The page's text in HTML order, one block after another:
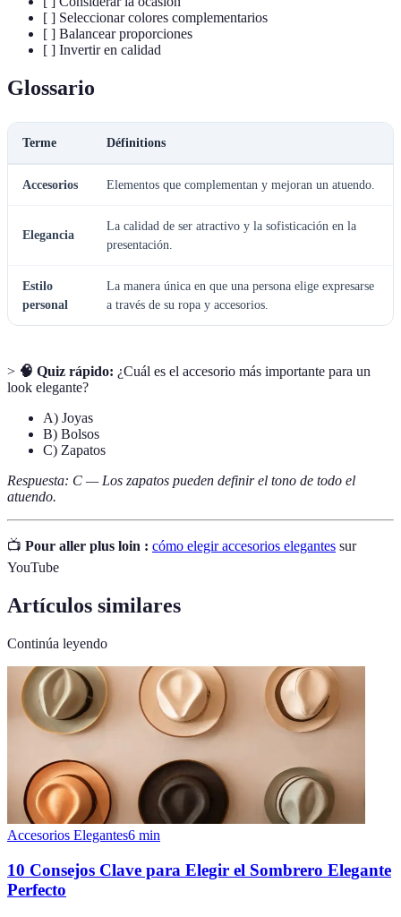
[ ] Seleccionar colores complementarios
[ ] Balancear proporciones
[ ] Invertir en calidad
Glossario
Terme Définitions
Accesorios Elementos que complementan y mejoran un atuendo.
Elegancia
La calidad de ser atractivo y la sofisticación en la
presentación.
Estilo
personal
La manera única en que una persona elige expresarse
a través de su ropa y accesorios.
> 🧠 Quiz rápido: ¿Cuál es el accesorio más importante para un
look elegante?
A) Joyas
B) Bolsos
C) Zapatos
Respuesta: C — Los zapatos pueden definir el tono de todo el
atuendo.
📺 Pour aller plus loin : cómo elegir accesorios elegantes sur
YouTube
Artículos similares
Continúa leyendo
Accesorios Elegantes6 min
10 Consejos Clave para Elegir el Sombrero Elegante
Perfecto